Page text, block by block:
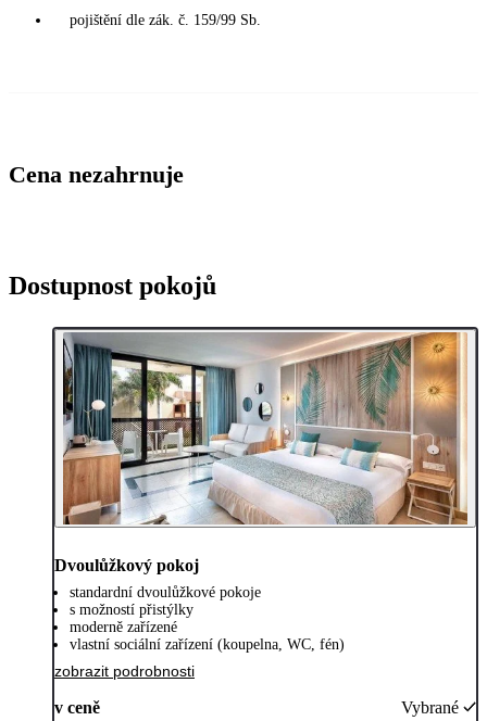
pojištění dle zák. č. 159/99 Sb.
Cena nezahrnuje
Dostupnost pokojů
Dvoulůžkový pokoj
standardní dvoulůžkové pokoje
s možností přistýlky
moderně zařízené
vlastní sociální zařízení (koupelna, WC, fén)
zobrazit podrobnosti
v ceně Vybrané